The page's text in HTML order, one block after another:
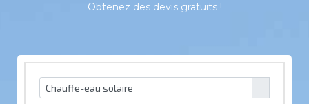
Obtenez des devis gratuits !